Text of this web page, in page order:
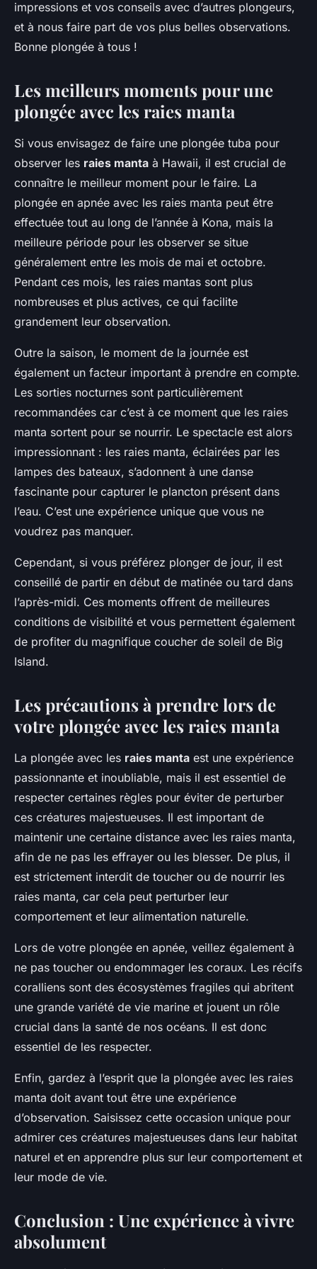
impressions et vos conseils avec d’autres plongeurs,
et à nous faire part de vos plus belles observations.
Bonne plongée à tous !
Les meilleurs moments pour une
plongée avec les raies manta
Si vous envisagez de faire une plongée tuba pour
observer les raies manta à Hawaii, il est crucial de
connaître le meilleur moment pour le faire. La
plongée en apnée avec les raies manta peut être
effectuée tout au long de l’année à Kona, mais la
meilleure période pour les observer se situe
généralement entre les mois de mai et octobre.
Pendant ces mois, les raies mantas sont plus
nombreuses et plus actives, ce qui facilite
grandement leur observation.
Outre la saison, le moment de la journée est
également un facteur important à prendre en compte.
Les sorties nocturnes sont particulièrement
recommandées car c’est à ce moment que les raies
manta sortent pour se nourrir. Le spectacle est alors
impressionnant : les raies manta, éclairées par les
lampes des bateaux, s’adonnent à une danse
fascinante pour capturer le plancton présent dans
l’eau. C’est une expérience unique que vous ne
voudrez pas manquer.
Cependant, si vous préférez plonger de jour, il est
conseillé de partir en début de matinée ou tard dans
l’après-midi. Ces moments offrent de meilleures
conditions de visibilité et vous permettent également
de profiter du magnifique coucher de soleil de Big
Island.
Les précautions à prendre lors de
votre plongée avec les raies manta
La plongée avec les raies manta est une expérience
passionnante et inoubliable, mais il est essentiel de
respecter certaines règles pour éviter de perturber
ces créatures majestueuses. Il est important de
maintenir une certaine distance avec les raies manta,
afin de ne pas les effrayer ou les blesser. De plus, il
est strictement interdit de toucher ou de nourrir les
raies manta, car cela peut perturber leur
comportement et leur alimentation naturelle.
Lors de votre plongée en apnée, veillez également à
ne pas toucher ou endommager les coraux. Les récifs
coralliens sont des écosystèmes fragiles qui abritent
une grande variété de vie marine et jouent un rôle
crucial dans la santé de nos océans. Il est donc
essentiel de les respecter.
Enfin, gardez à l’esprit que la plongée avec les raies
manta doit avant tout être une expérience
d’observation. Saisissez cette occasion unique pour
admirer ces créatures majestueuses dans leur habitat
naturel et en apprendre plus sur leur comportement et
leur mode de vie.
Conclusion : Une expérience à vivre
absolument